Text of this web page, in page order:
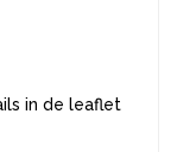
in de leaflet